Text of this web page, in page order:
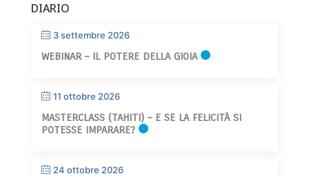
DIARIO
3 settembre 2026
WEBINAR – IL POTERE DELLA GIOIA
11 ottobre 2026
MASTERCLASS (TAHITI) – E SE LA FELICITÀ SI
POTESSE IMPARARE?
24 ottobre 2026